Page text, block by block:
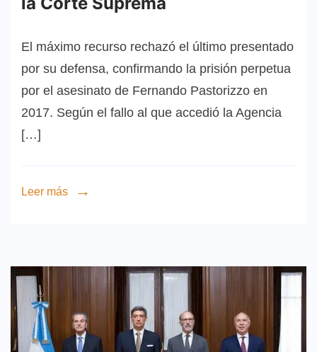
El máximo recurso rechazó el último presentado
por su defensa, confirmando la prisión perpetua
por el asesinato de Fernando Pastorizzo en
2017. Según el fallo al que accedió la Agencia
[…]
Leer más